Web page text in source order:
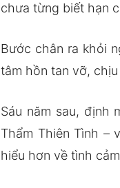
chưa từng biết hạn
Bước chân ra khỏi
tâm hồn tan vỡ,
Sáu năm sau, định
Thẩm Thiên Tình –
hiểu hơn về tình